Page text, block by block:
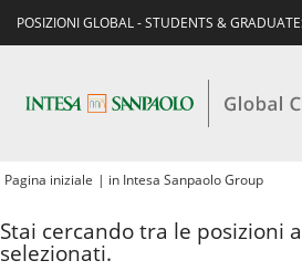
POSIZIONI GLOBAL - STUDENTS &
Pagina iniziale | in Intesa Sanpaolo Group(pagina
Stai cercando tra le posizioni
selezionati.